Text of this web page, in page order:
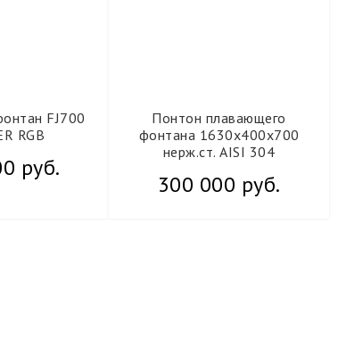
FJ700
RGB
руб.
Понтон плавающего
фонтана 1630х400х700
нерж.ст. AISI 304
300 000 руб.